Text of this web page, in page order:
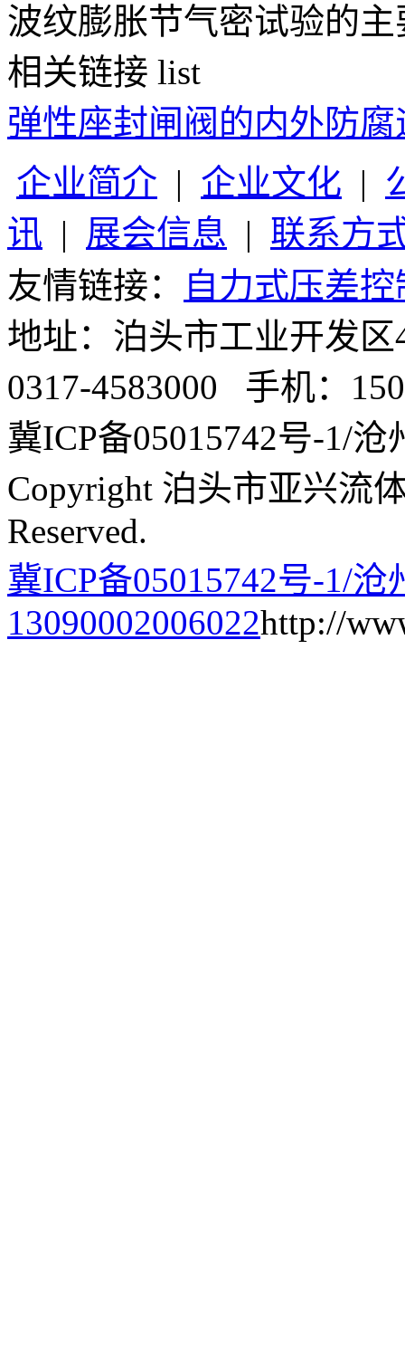
波纹膨胀节气密试验的
相关链接 list
弹性座封闸阀的内外防腐
企业简介 | 企业文化 |
讯 | 展会信息 | 联系方
友情链接：
自力式压差
地址：泊头市工业开发
0317-4583000 手机：
冀ICP备05015742号-1/沧
Copyright 泊头市亚兴流
Reserved.
冀ICP备05015742号-1/沧
13090002006022http://